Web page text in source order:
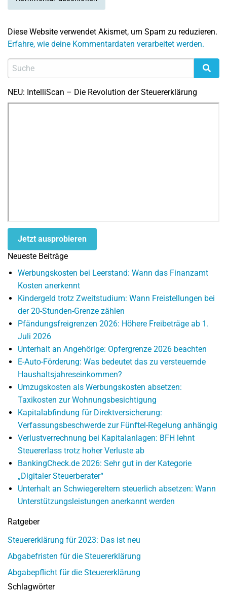
Diese Website verwendet Akismet, um Spam zu reduzieren.
Erfahre, wie deine Kommentardaten verarbeitet werden.
NEU: IntelliScan – Die Revolution der Steuererklärung
Jetzt ausprobieren
Neueste Beiträge
Werbungskosten bei Leerstand: Wann das Finanzamt
Kosten anerkennt
Kindergeld trotz Zweitstudium: Wann Freistellungen bei
der 20-Stunden-Grenze zählen
Pfändungsfreigrenzen 2026: Höhere Freibeträge ab 1.
Juli 2026
Unterhalt an Angehörige: Opfergrenze 2026 beachten
E-Auto-Förderung: Was bedeutet das zu versteuernde
Haushaltsjahreseinkommen?
Umzugskosten als Werbungskosten absetzen:
Taxikosten zur Wohnungsbesichtigung
Kapitalabfindung für Direktversicherung:
Verfassungsbeschwerde zur Fünftel-Regelung anhängig
Verlustverrechnung bei Kapitalanlagen: BFH lehnt
Steuererlass trotz hoher Verluste ab
BankingCheck.de 2026: Sehr gut in der Kategorie
„Digitaler Steuerberater“
Unterhalt an Schwiegereltern steuerlich absetzen: Wann
Unterstützungsleistungen anerkannt werden
Ratgeber
Steuererklärung für 2023: Das ist neu
Abgabefristen für die Steuererklärung
Abgabepflicht für die Steuererklärung
Schlagwörter